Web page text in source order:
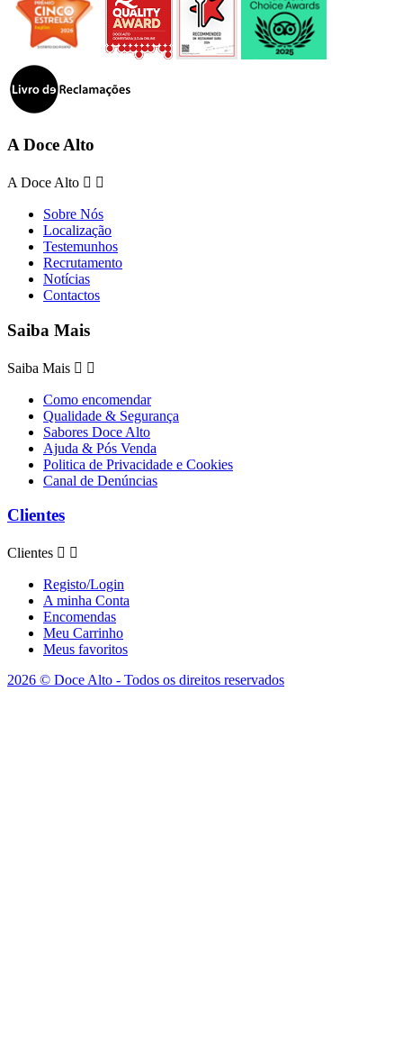
A Doce Alto
A Doce Alto  
Sobre Nós
Localização
Testemunhos
Recrutamento
Notícias
Contactos
Saiba Mais
Saiba Mais  
Como encomendar
Qualidade & Segurança
Sabores Doce Alto
Ajuda & Pós Venda
Politica de Privacidade e Cookies
Canal de Denúncias
Clientes
Clientes  
Registo/Login
A minha Conta
Encomendas
Meu Carrinho
Meus favoritos
2026 © Doce Alto - Todos os direitos reservados